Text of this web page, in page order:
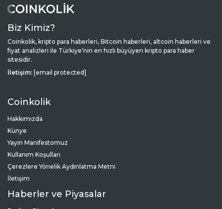
Coinkolik, kripto para haberleri, Bitcoin haberleri, altcoin haberleri ve
fiyat analizleri ile Türkiye’nin en hızlı büyüyen kripto para haber
sitesidir.
İletişim:
Künye
Yayın Manifestomuz
Kullanım Koşulları
Çerezlere Yönelik Aydınlatma Metni
İletişim
Haberler ve Piyasalar